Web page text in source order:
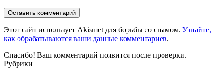
Оставить комментарий
Этот сайт использует Akismet для борьбы со спамом. Узнайте,
как обрабатываются ваши данные комментариев.
Спасибо! Ваш комментарий появится после проверки.
Рубрики